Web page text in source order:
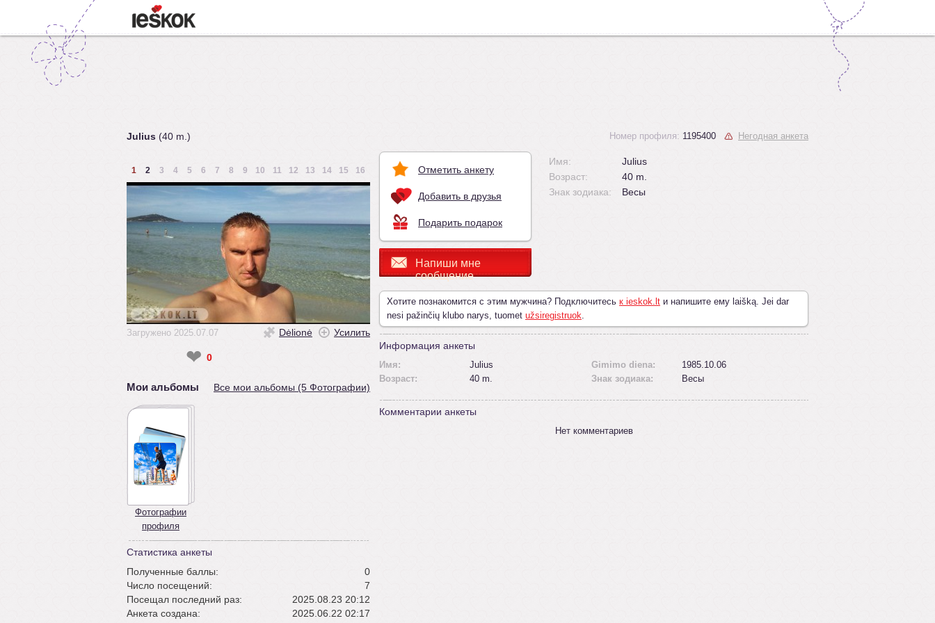
Julius (40 m.)
1 2 3 4 5 6 7 8 9 10 11 12 13 14 15 16
Загружено 2025.07.07 Dėlionė Усилить
❤ 0
Мои альбомы Все мои альбомы (5 Фотографии)
Фотографии
профиля
Статистика анкеты
Полученные баллы:
0
Число посещений:
7
Посещал последний раз:
2025.08.23 20:12
Анкета создана:
2025.06.22 02:17
Отметить анкету
Добавить в друзья
Подарить подарок
Напиши мне
сообщение
Номер профиля: 1195400 Негодная анкета
Имя:
Julius
Возраст:
40 m.
Знак зодиака:
Весы
Хотите познакомится с этим мужчина? Подключитесь к ieskok.lt и напишите ему laišką. Jei dar
nesi pažinčių klubo narys, tuomet užsiregistruok.
Информация анкеты
Имя:
Julius
Возраст:
40 m.
Gimimo diena:
1985.10.06
Знак зодиака:
Весы
Комментарии анкеты
Нет комментариев